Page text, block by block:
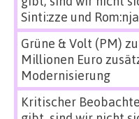
Sinti:zze und Rom:nja
Grüne & Volt (PM) zu
Millionen Euro
Modernisierung
Kritischer